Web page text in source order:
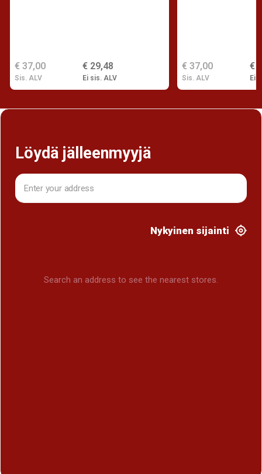
€ 29,48
Ei sis. ALV
€ 37,00
Sis. ALV
€
Ei
€ 37,00
Sis. ALV
Löydä jälleenmyyjä
Nykyinen sijainti
Search an address to see the nearest stores.